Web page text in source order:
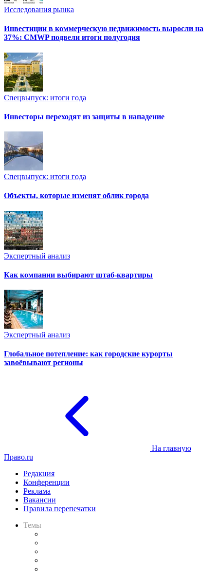
Исследования рынка
Инвестиции в коммерческую недвижимость выросли на
37%: CMWP подвели итоги полугодия
Спецвыпуск: итоги года
Инвесторы переходят из защиты в нападение
Спецвыпуск: итоги года
Объекты, которые изменят облик города
Экспертный анализ
Как компании выбирают штаб-квартиры
Экспертный анализ
Глобальное потепление: как городские курорты
завоёвывают регионы
На главную
Право.ru
Редакция
Конференции
Реклама
Вакансии
Правила перепечатки
Темы